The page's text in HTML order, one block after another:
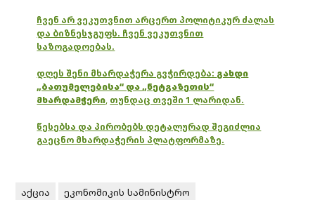
ჩვენ არ ვეკუთვნით არცერთ პოლიტიკურ ძალას
და ბიზნესჯგუფს. ჩვენ ვეკუთვნით
საზოგადოებას.
დღეს შენი მხარდაჭერა გვჭირდება: გახდი
„ბათუმელებისა“ და „ნეტგაზეთის“
მხარდამჭერი, თუნდაც თვეში 1 ლარიდან.
წესებსა და პირობებს დეტალურად შეგიძლია
გაეცნო მხარდაჭერის პლატფორმაზე.
აქცია ეკონომიკის სამინისტრო